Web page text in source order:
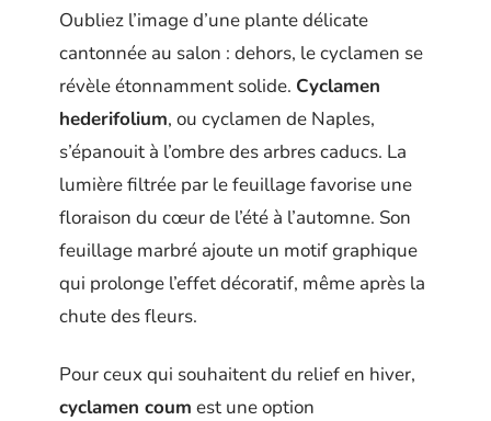
Oubliez l’image d’une plante délicate
cantonnée au salon : dehors, le cyclamen se
révèle étonnamment solide. Cyclamen
hederifolium, ou cyclamen de Naples,
s’épanouit à l’ombre des arbres caducs. La
lumière filtrée par le feuillage favorise une
floraison du cœur de l’été à l’automne. Son
feuillage marbré ajoute un motif graphique
qui prolonge l’effet décoratif, même après la
chute des fleurs.
Pour ceux qui souhaitent du relief en hiver,
cyclamen coum est une option